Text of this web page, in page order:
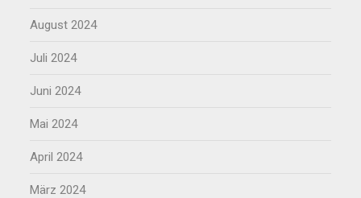
August 2024
Juli 2024
Juni 2024
Mai 2024
April 2024
März 2024